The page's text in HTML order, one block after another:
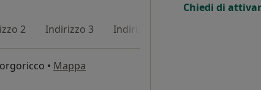
2 Indirizzo 3 Indirizzo 4
• Mappa
Chiedi di